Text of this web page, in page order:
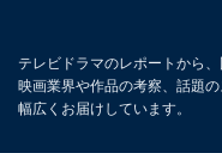
テレビドラマのレポートから
映画業界や作品の考察、話題
幅広くお届けしています。